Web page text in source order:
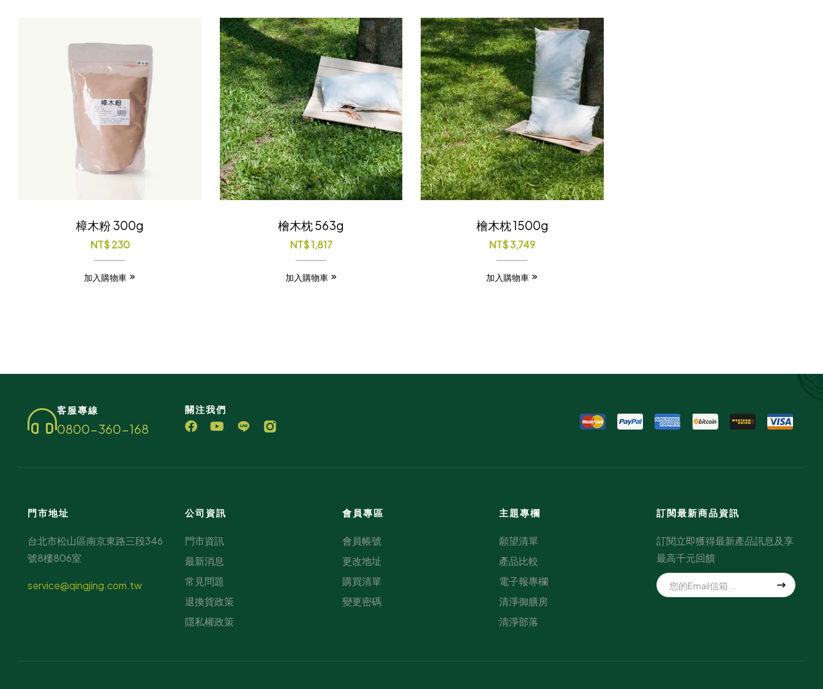
樟木粉 300g
NT$230
加入購物車
檜木枕 563g
NT$1,817
加入購物車
檜木枕 1500g
NT$3,749
加入購物車
客服專線
0800-360-168
關注我們
門市地址
台北市松山區南京東路三段346
號8樓806室
service@qingjing.com.tw
公司資訊
門市資訊
最新消息
常見問題
退換貨政策
隱私權政策
會員專區
會員帳號
更改地址
購買清單
變更密碼
主題專欄
願望清單
產品比較
電子報專欄
清淨御膳房
清淨部落
訂閱最新商品資訊
訂閱立即獲得最新產品訊息及享
最高千元回饋